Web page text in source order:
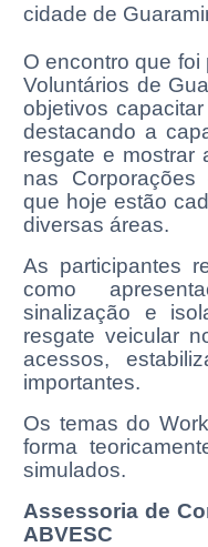
cidade de
O encontro que
Voluntários de
objetivos
destacando a
resgate e mostrar
nas Corporações
que hoje estão
diversas áreas.
As participantes
como
sinalização e
resgate veicular
acessos,
importantes.
Os temas do
forma
simulados.
Assessoria de
ABVESC